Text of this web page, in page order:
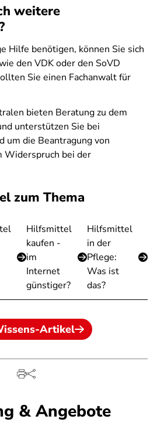
weitere
Hilfe benötigen, können Sie sich
den VDK oder den SoVD
Sie einen Fachanwalt für
bieten Beratung zu dem
unterstützen Sie bei
um die Beantragung von
bei der
zum Thema
Hilfsmittel
kaufen -
im
Internet
günstiger?
Hilfsmittel
in der
Pflege:
Was ist
das?
Artikel
& Angebote